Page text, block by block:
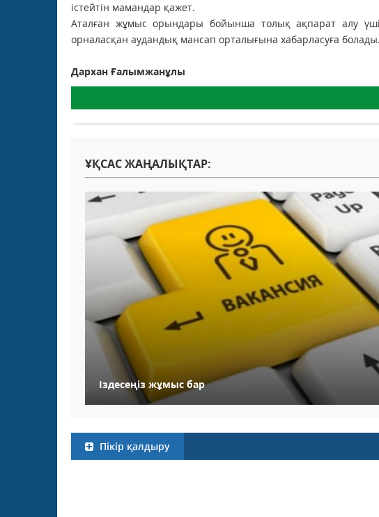
істейтін мамандар қажет.
Аталған жұмыс орындары бойынша толық ақпарат алу
орналасқан аудандық мансап орталығына хабарласуға болады.
Дархан Ғалымжанұлы
ҰҚСАС ЖАҢАЛЫҚТАР:
Іздесеңіз жұмыс бар
Пікір қалдыру